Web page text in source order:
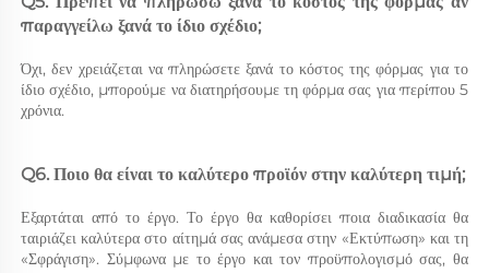
παραγγείλω ξανά το ίδιο σχέδιο;
Όχι, δεν χρειάζεται να πληρώσετε ξανά το κόστος της φόρμας για το
ίδιο σχέδιο, μπορούμε να διατηρήσουμε τη φόρμα σας για περίπου 5
χρόνια.
Εξαρτάται από το έργο. Το έργο θα καθορίσει ποια διαδικασία θα
ταιριάζει καλύτερα στο αίτημά σας ανάμεσα στην «Εκτύπωση» και τη
«Σφράγιση». Σύμφωνα με το έργο και τον προϋπολογισμό σας, θα